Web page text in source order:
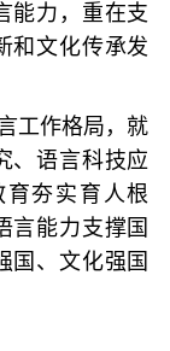
能力，重在支
和文化传承发
工作格局，就
、语言科技应
夯实育人根
言能力支撑国
国、文化强国